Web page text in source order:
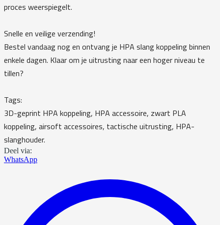
proces weerspiegelt.
Snelle en veilige verzending!
Bestel vandaag nog en ontvang je HPA slang koppeling binnen
enkele dagen. Klaar om je uitrusting naar een hoger niveau te
tillen?
Tags:
3D-geprint HPA koppeling, HPA accessoire, zwart PLA
koppeling, airsoft accessoires, tactische uitrusting, HPA-
slanghouder.
Deel via:
WhatsApp